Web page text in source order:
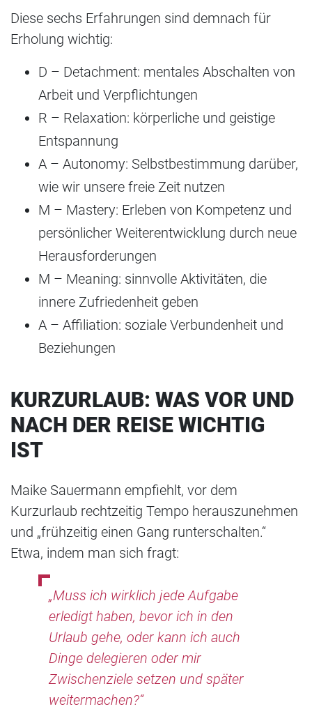
Diese sechs Erfahrungen sind demnach für
Erholung wichtig:
D – Detachment: mentales Abschalten von
Arbeit und Verpflichtungen
R – Relaxation: körperliche und geistige
Entspannung
A – Autonomy: Selbstbestimmung darüber,
wie wir unsere freie Zeit nutzen
M – Mastery: Erleben von Kompetenz und
persönlicher Weiterentwicklung durch neue
Herausforderungen
M – Meaning: sinnvolle Aktivitäten, die
innere Zufriedenheit geben
A – Affiliation: soziale Verbundenheit und
Beziehungen
KURZURLAUB: WAS VOR UND
NACH DER REISE WICHTIG
IST
Maike Sauermann empfiehlt, vor dem
Kurzurlaub rechtzeitig Tempo herauszunehmen
und „frühzeitig einen Gang runterschalten.“
Etwa, indem man sich fragt:
„Muss ich wirklich jede Aufgabe
erledigt haben, bevor ich in den
Urlaub gehe, oder kann ich auch
Dinge delegieren oder mir
Zwischenziele setzen und später
weitermachen?“